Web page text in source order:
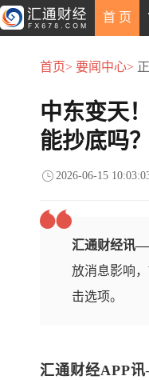
首 页
首页> 要闻中心>
中东变天
能抄底吗？
2026-06-15
汇通财经讯
放消息影响
击选项。
汇通财经APP